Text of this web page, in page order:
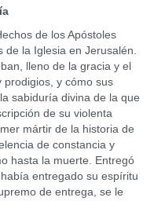
de los Apóstoles
de la Iglesia en Jerusalén.
lleno de la gracia y el
prodigios, y cómo sus
sabiduría divina de la que
de su violenta
mártir de la historia de
de constancia y
hasta la muerte. Entregó
entregado su espíritu
de entrega, se le